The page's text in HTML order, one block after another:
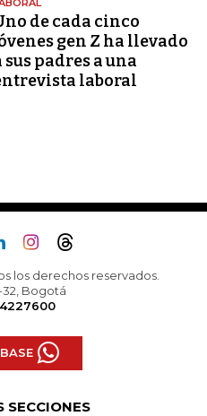
de cada cinco
gen Z ha llevado
sus padres a una
laboral
los derechos reservados.
32, Bogotá
4227600
SECCIONES